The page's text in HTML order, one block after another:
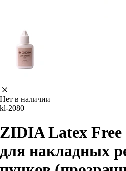
Нет в наличии
kl-2080
ZIDIA Latex Free
для накладных